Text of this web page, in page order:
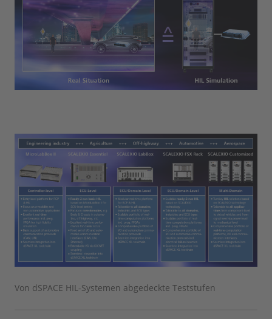
Von dSPACE HIL-Systemen abgedeckte Teststufen